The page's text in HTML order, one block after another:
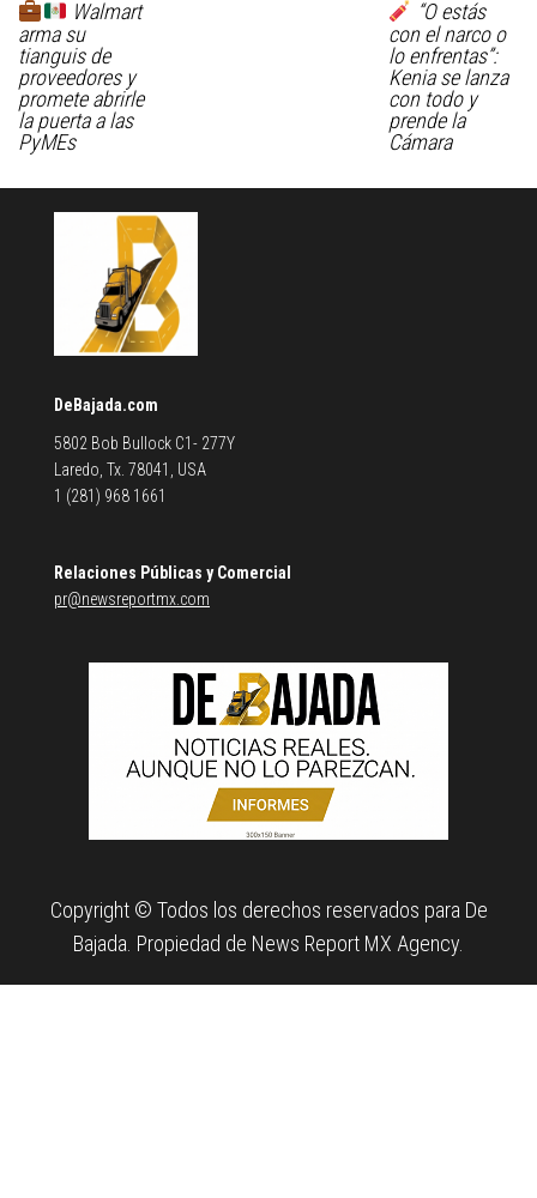
Walmart
arma su
tianguis de
proveedores y
promete abrirle
la puerta a las
PyMEs
“O estás
con el narco o
lo enfrentas”:
Kenia se lanza
con todo y
prende la
Cámara
DeBajada.com
5802 Bob Bullock C1- 277Y
Laredo, Tx. 78041, USA
1 (281) 968 1661
Relaciones Públicas y Comercial
pr@newsreportmx.com
Copyright © Todos los derechos reservados para De
Bajada. Propiedad de News Report MX Agency.